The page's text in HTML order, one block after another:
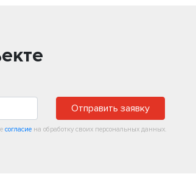
Отправить заявку
согласиена обработку своих персональных данных.